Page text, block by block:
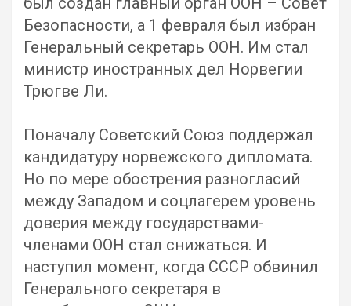
Безопасности, а 1 февраля был избран
Генеральный секретарь ООН. Им стал
министр иностранных дел Норвегии
Трюгве Ли.
Поначалу Советский Союз поддержал
кандидатуру норвежского дипломата.
Но по мере обострения разногласий
между Западом и соцлагерем уровень
доверия между государствами-
членами ООН стал снижаться. И
наступил момент, когда СССР обвинил
Генерального секретаря в